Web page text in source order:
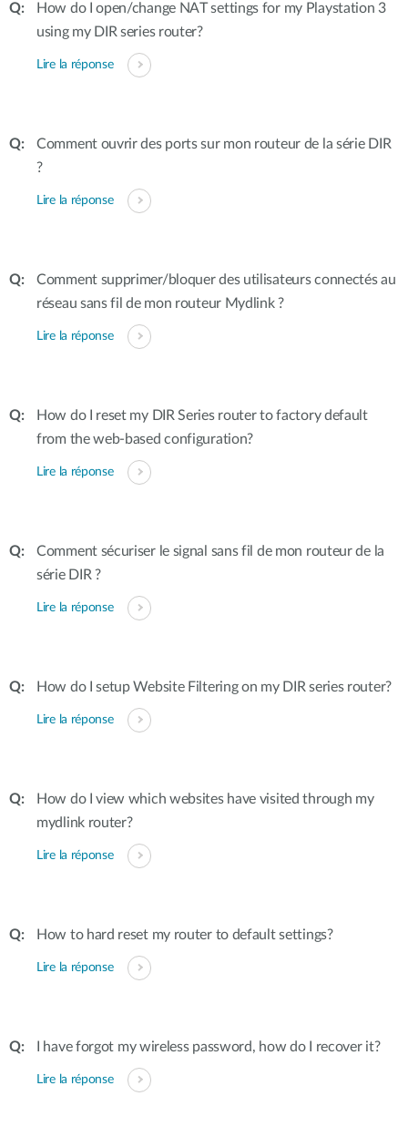
How do I open/change NAT settings for my Playstation 3
using my DIR series router?
Lire la réponse
Comment ouvrir des ports sur mon routeur de la série DIR
?
Lire la réponse
Comment supprimer/bloquer des utilisateurs connectés au
réseau sans fil de mon routeur Mydlink ?
Lire la réponse
How do I reset my DIR Series router to factory default
from the web-based configuration?
Lire la réponse
Comment sécuriser le signal sans fil de mon routeur de la
série DIR ?
Lire la réponse
How do I setup Website Filtering on my DIR series router?
Lire la réponse
How do I view which websites have visited through my
mydlink router?
Lire la réponse
How to hard reset my router to default settings?
Lire la réponse
I have forgot my wireless password, how do I recover it?
Lire la réponse